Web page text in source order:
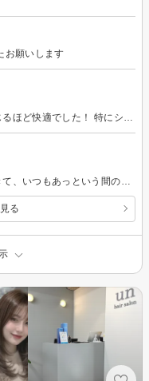
お願いします
る